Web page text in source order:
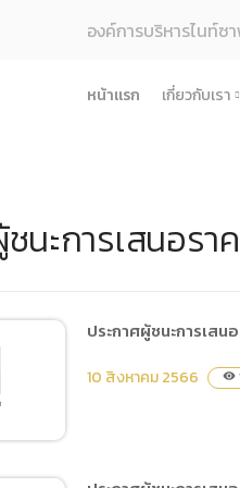
องค์การบริหารไนท์ซ
หน้าแรก เกี่ยวกับเรา
โครงส
ข้อมูล
การจั
ข้อบัง
นะการเสนอรา
ประกาศผู้ชนะการเสน
10 สิงหาคม 2566 visibility